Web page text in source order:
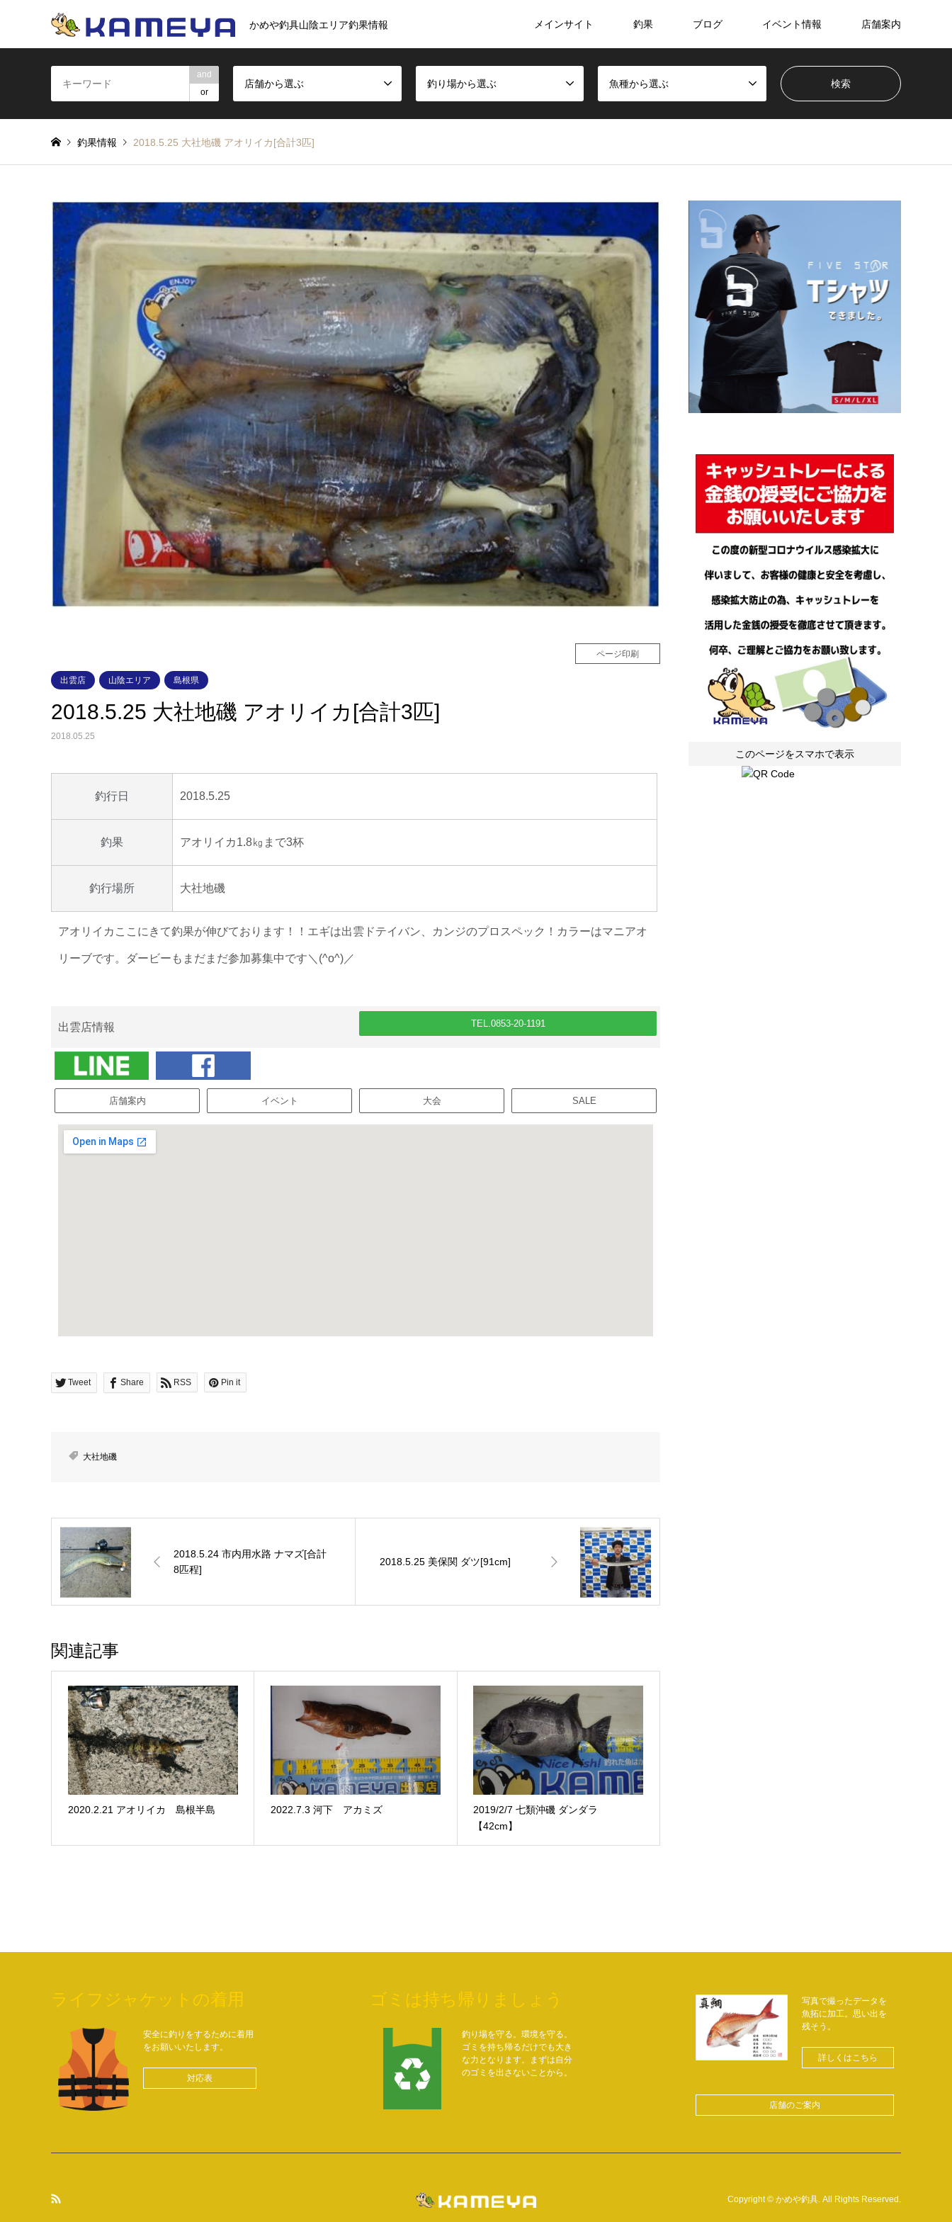
かめや釣具山陰エリア釣果情報 メインサイト 釣果 ブログ イベント情報 店舗案内
and
or
店舗から選ぶ 釣り場から選ぶ 魚種から選ぶ
釣果情報 2018.5.25 大社地磯 アオリイカ[合計3匹]
ページ印刷
出雲店 山陰エリア 島根県
2018.5.25 大社地磯 アオリイカ[合計3匹]
2018.05.25
釣行日 2018.5.25
釣果 アオリイカ1.8㎏まで3杯
釣行場所 大社地磯
アオリイカここにきて釣果が伸びております！！エギは出雲ドテイバン、カンジのプロスペック！カラーはマニアオ
リーブです。ダービーもまだまだ参加募集中です＼(^o^)／
出雲店情報 TEL.0853-20-1191
店舗案内 イベント 大会 SALE
Tweet Share RSS Pin it
大社地磯
2018.5.24 市内用水路 ナマズ[合計
8匹程]
2018.5.25 美保関 ダツ[91cm]
関連記事
2020.2.21 アオリイカ 島根半島 2022.7.3 河下 アカミズ
2019/2/7 七類沖磯 ダンダラ
【42cm】
このページをスマホで表示
ライフジャケットの着用
安全に釣りをするために着用
をお願いいたします。
対応表
ゴミは持ち帰りましょう
釣り場を守る。環境を守る。
ゴミを持ち帰るだけでも大き
な力となります。まずは自分
のゴミを出さないことから。
写真で撮ったデータを
魚拓に加工。思い出を
残そう。
詳しくはこちら
店舗のご案内
Copyright© かめや釣具 . All Rights Reserved.